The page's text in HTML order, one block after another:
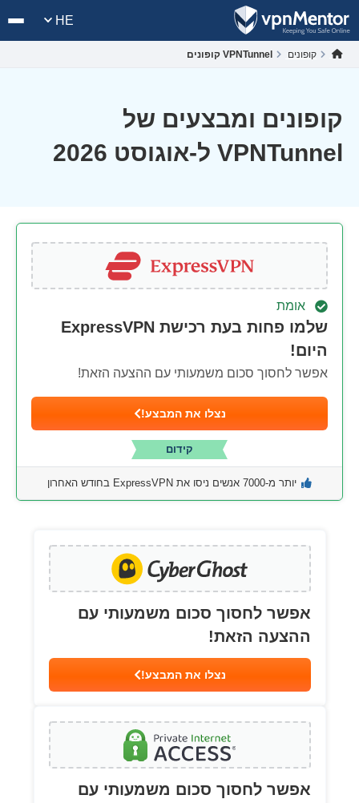
HE
קופונים VPNTunnel קופונים
קופונים ומבצעים של
VPNTunnel ל-אוגוסט 2026
אומת
שלמו פחות בעת רכישת ExpressVPN
היום!
אפשר לחסוך סכום משמעותי עם ההצעה הזאת!
נצלו את המבצע!
קידום
יותר מ-7000 אנשים ניסו את ExpressVPN בחודש האחרון
אפשר לחסוך סכום משמעותי עם
ההצעה הזאת!
נצלו את המבצע!
אפשר לחסוך סכום משמעותי עם